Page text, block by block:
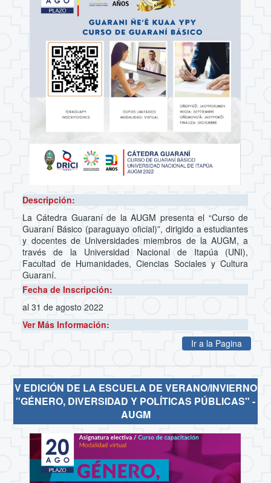
Descripción:
La Cátedra Guaraní de la AUGM presenta el “Curso de
Guaraní Básico (paraguayo oficial)”, dirigido a estudiantes
y docentes de Universidades miembros de la AUGM, a
través de la Universidad Nacional de Itapúa (UNI),
Facultad de Humanidades, Ciencias Sociales y Cultura
Guaraní.
Fecha de Inscripción:
al 31 de agosto 2022
Ver Más Información:
Ir a la Pagina
V EDICIÓN DE LA ESCUELA DE VERANO/INVIERNO
"GÉNERO, DIVERSIDAD Y POLÍTICAS PÚBLICAS" -
AUGM